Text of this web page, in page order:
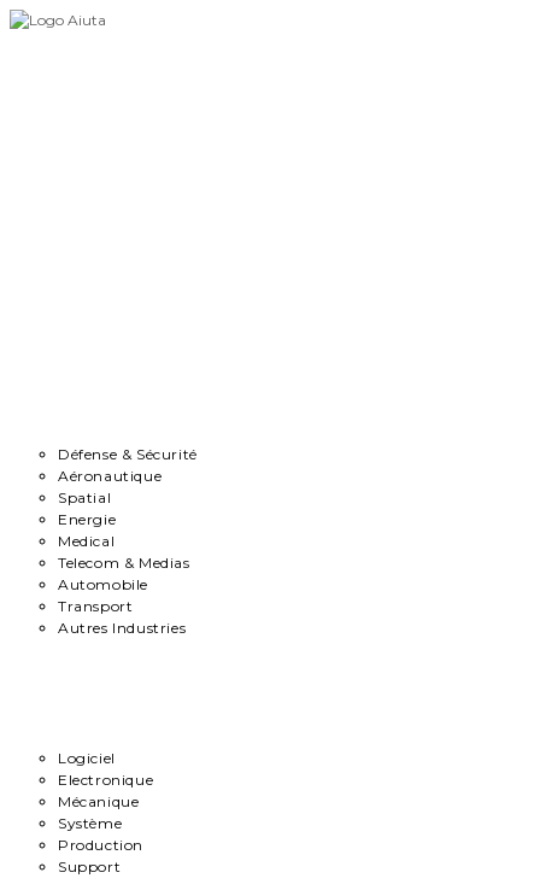
Skip
Défense & Sécurité
Aéronautique
Spatial
Energie
Medical
Telecom & Medias
Automobile
Transport
Autres Industries
Logiciel
Electronique
Mécanique
Système
Production
Support